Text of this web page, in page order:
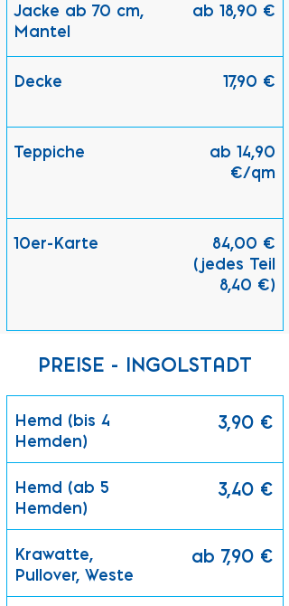
Jacke ab 70 cm,
Mantel
ab 18,90 €
Decke 17,90 €
Teppiche
ab 14,90
€/qm
10er-Karte
84,00 €
(jedes Teil
8,40 €)
PREISE - INGOLSTADT
Hemd (bis 4
Hemden)
3,90 €
Hemd (ab 5
Hemden)
3,40 €
Krawatte,
Pullover, Weste
ab 7,90 €